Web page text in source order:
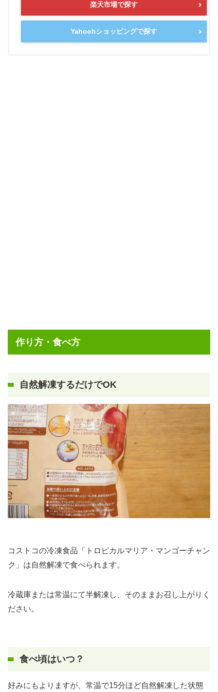
楽天市場で探す
Yahoohショッピングで探す
作り方・食べ方
自然解凍するだけでOK
コストコの冷凍食品「トロピカルマリア・マンゴーチャン
ク」は自然解凍で食べられます。
冷蔵庫または常温にて半解凍し、そのままお召し上がりく
ださい。
食べ頃はいつ？
好みにもよりますが、常温で15分ほど自然解凍した状態